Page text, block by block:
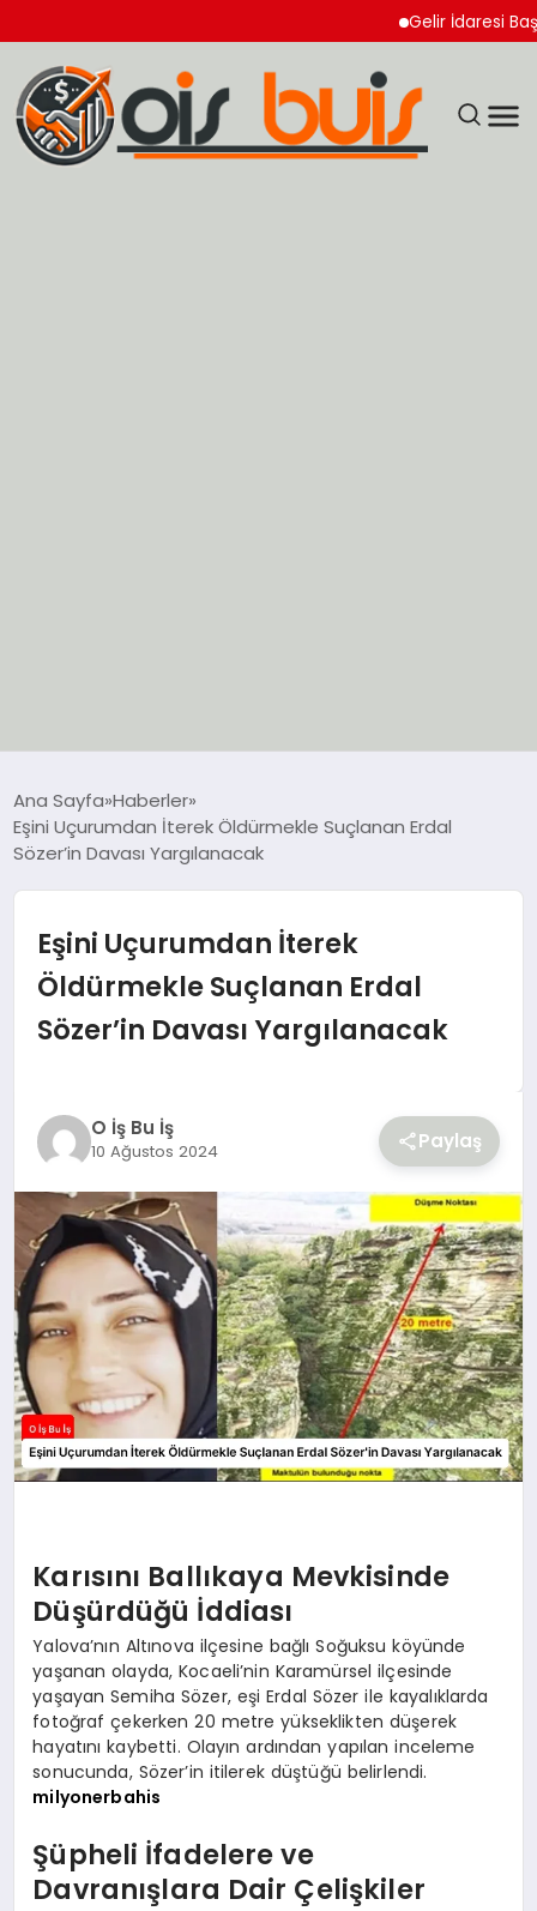
Gelir İdaresi
EKONOMİ
SIYASET
SPOR
Ana Sayfa Haberler
Eşini Uçurumdan İterek Öldürmekle Suçlanan Erdal
Sözer’in Davası Yargılanacak
Eşini Uçurumdan İterek
Öldürmekle Suçlanan Erdal
Sözer’in Davası Yargılanacak
O İş Bu İş
10 Ağustos 2024 Paylaş
Karısını Ballıkaya Mevkisinde
Düşürdüğü İddiası
Yalova’nın Altınova ilçesine bağlı Soğuksu köyünde
yaşanan olayda, Kocaeli’nin Karamürsel ilçesinde
yaşayan Semiha Sözer, eşi Erdal Sözer ile kayalıklarda
fotoğraf çekerken 20 metre yükseklikten düşerek
hayatını kaybetti. Olayın ardından yapılan inceleme
sonucunda, Sözer’in itilerek düştüğü belirlendi.
milyonerbahis
Şüpheli İfadelere ve
Davranışlara Dair Çelişkiler